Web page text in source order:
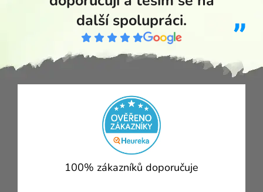
další spolupráci.
100% zákazníků doporučuje